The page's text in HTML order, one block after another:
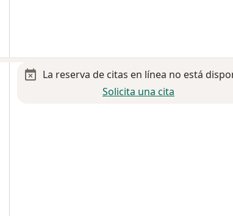
La reserva de citas en línea no está
Solicita una cita